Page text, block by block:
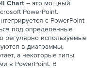
Chart – это мощный
PowerPoint.
с PowerPoint
под определенные
регулярно используемые
в диаграммы,
а некоторые типы
в PowerPoint. В